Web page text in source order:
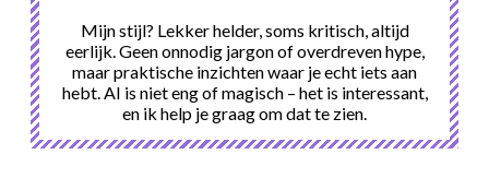
Mijn stijl? Lekker helder, soms kritisch, altijd
eerlijk. Geen onnodig jargon of overdreven hype,
maar praktische inzichten waar je echt iets aan
hebt. AI is niet eng of magisch – het is interessant,
en ik help je graag om dat te zien.